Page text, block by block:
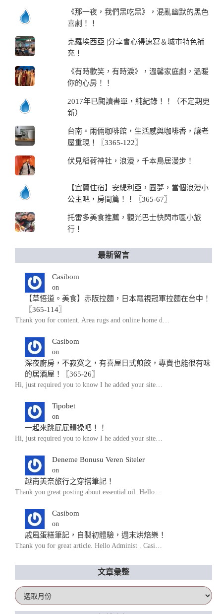
《那一夜，我們黑吃黑》，混亂幽默的黑色
喜劇！！
克羅埃西亞 |分享會心得速寫＆城市特色補
充！
《有時歡笑，有時淚》，溫馨家庭劇，溫暖
你的心房！！
2017年已閱讀書單，純紀錄！！（不定期更
新）
台南。兩倆咖啡館，生活感與咖啡香，讓老
屋重現！〖3365-122〗
伏見稻荷神社，浪漫，千本鳥居漫步！
【宜蘭住宿】安緹利亞，圓夢，當個浪漫小
公主吧，房間篇！！〖365-67〗
托雷多美食推薦，觀光巴士快閃市區小旅
行！
最新留言
Casibom
on
【草悟道。美食】赤阪拉麵，日本電視冠軍拉麵在台中！
〖365-114〗
Thank you for content. Area rugs and online home d…
Casibom
on
深夜廚房，不寂寞之，有喜屋日式煎餃，專賣也能很有味
的居酒屋！〖365-26〗
Hi, just required you to know I he added your site…
Tipobet
on
一起來跳屁屁體操吧！！
Hi, just required you to know I he added your site…
Deneme Bonusu Veren Siteler
on
越南美奈旅行之穿搭筆記！
Thank you great posting about essential oil. Hello…
Casibom
on
戚風蛋糕筆記，自製初體驗，週末烘焙樂！
Thank you for great article. Hello Administ . Casi…
文章彙整
文
章